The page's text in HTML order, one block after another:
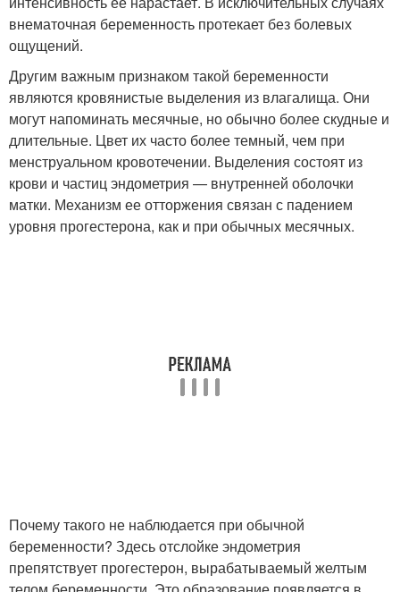
внематочная беременность протекает без болевых
ощущений.
Другим важным признаком такой беременности
являются кровянистые выделения из влагалища. Они
могут напоминать месячные, но обычно более скудные и
длительные. Цвет их часто более темный, чем при
менструальном кровотечении. Выделения состоят из
крови и частиц эндометрия — внутренней оболочки
матки. Механизм ее отторжения связан с падением
уровня прогестерона, как и при обычных месячных.
Почему такого не наблюдается при обычной
беременности? Здесь отслойке эндометрия
препятствует прогестерон, вырабатываемый желтым